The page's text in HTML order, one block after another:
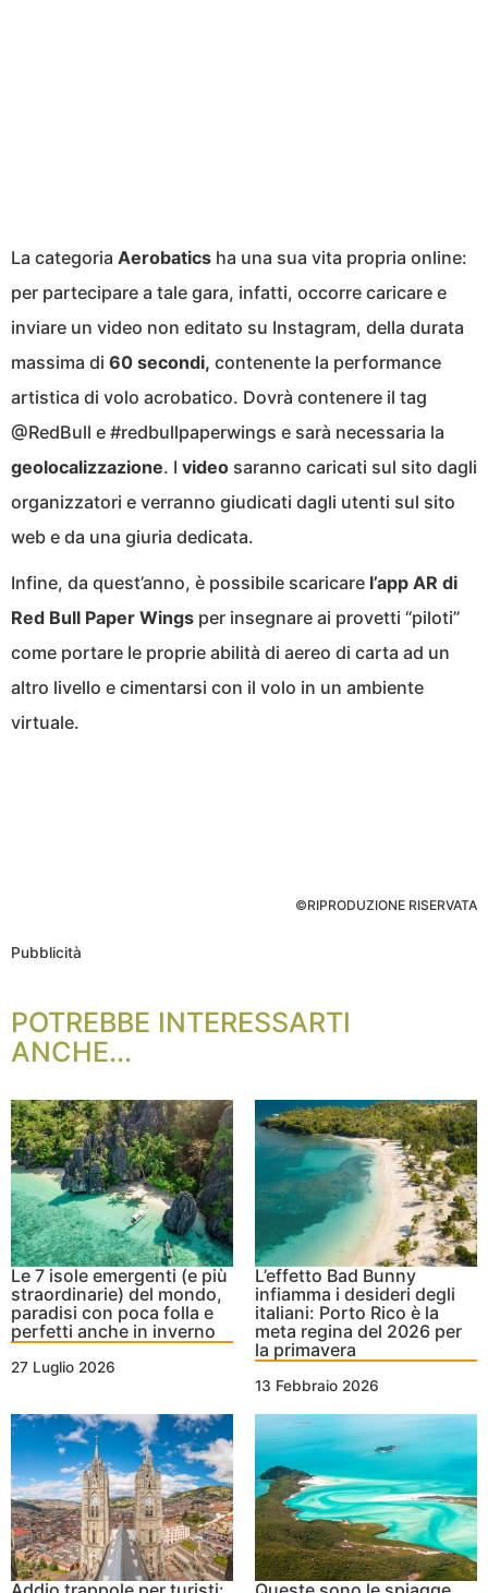
La categoria Aerobatics ha una sua vita propria online:
per partecipare a tale gara, infatti, occorre caricare e
inviare un video non editato su Instagram, della durata
massima di 60 secondi, contenente la performance
artistica di volo acrobatico. Dovrà contenere il tag
@RedBull e #redbullpaperwings e sarà necessaria la
geolocalizzazione. I video saranno caricati sul sito dagli
organizzatori e verranno giudicati dagli utenti sul sito
web e da una giuria dedicata.
Infine, da quest’anno, è possibile scaricare l’app AR di
Red Bull Paper Wings per insegnare ai provetti “piloti”
come portare le proprie abilità di aereo di carta ad un
altro livello e cimentarsi con il volo in un ambiente
virtuale.
©RIPRODUZIONE RISERVATA
Pubblicità
POTREBBE INTERESSARTI
ANCHE...
Le 7 isole emergenti (e più
straordinarie) del mondo,
paradisi con poca folla e
perfetti anche in inverno
27 Luglio 2026
L’effetto Bad Bunny
infiamma i desideri degli
italiani: Porto Rico è la
meta regina del 2026 per
la primavera
13 Febbraio 2026